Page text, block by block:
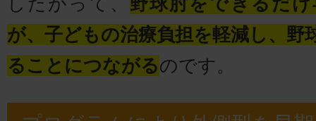
が、子どもの治療負担を軽減し、野
ることにつながるのです。